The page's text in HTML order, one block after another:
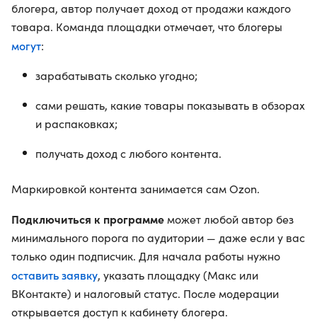
блогера, автор получает доход от продажи каждого
товара. Команда площадки отмечает, что блогеры
могут:
зарабатывать сколько угодно;
сами решать, какие товары показывать в обзорах
и распаковках;
получать доход с любого контента.
Маркировкой контента занимается сам Ozon.
Подключиться к программе может любой автор без
минимального порога по аудитории — даже если у вас
только один подписчик. Для начала работы нужно
оставить заявку, указать площадку (Макс или
ВКонтакте) и налоговый статус. После модерации
открывается доступ к кабинету блогера.